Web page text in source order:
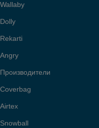
Wallaby
Dolly
Rekarti
Angry
Производители
Coverbag
Airtex
Snowball